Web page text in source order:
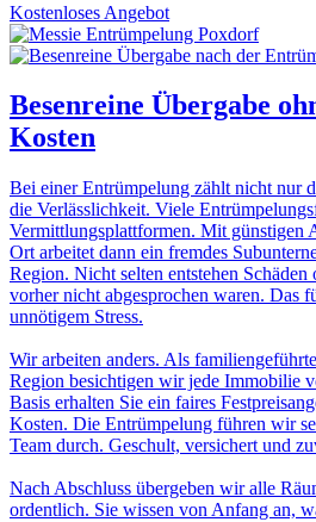
Kostenloses Angebot
Besenreine Übergabe
Kosten
Bei einer Entrümpelung zählt nicht nur
die Verlässlichkeit. Viele
Vermittlungsplattformen. Mit günstigen
Ort arbeitet dann ein fremdes
Region. Nicht selten entstehen Schäden
vorher nicht abgesprochen waren. Das
unnötigem Stress.
Wir arbeiten anders. Als
Region besichtigen wir jede Immobilie
Basis erhalten Sie ein faires
Kosten. Die Entrümpelung führen wir
Team durch. Geschult, versichert und
Nach Abschluss übergeben wir alle
ordentlich. Sie wissen von Anfang an,